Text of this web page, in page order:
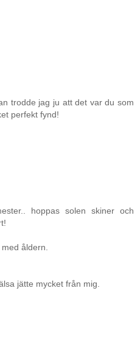
trodde jag ju att det var du som
perfekt fynd!
hoppas solen skiner och
åldern.
jätte mycket från mig.